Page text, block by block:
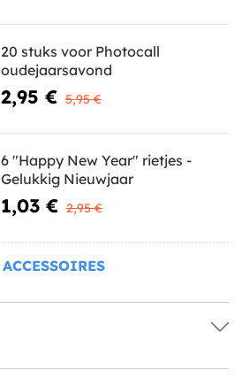
20 stuks voor Photocall
oudejaarsavond
2,95 € 5,95 €
6 "Happy New Year" rietjes -
Gelukkig Nieuwjaar
1,03 € 2,95 €
ACCESSOIRES